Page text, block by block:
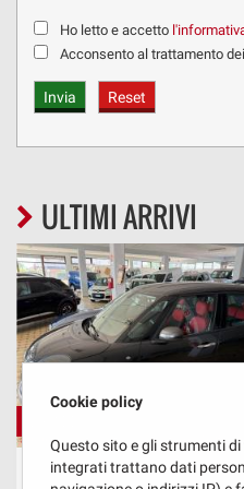
Ho letto e accetto
Acconsento al trattamento
ULTIMI ARRIVI
FIAT
Cookie policy
Questo sito e gli strumenti
integrati trattano dati